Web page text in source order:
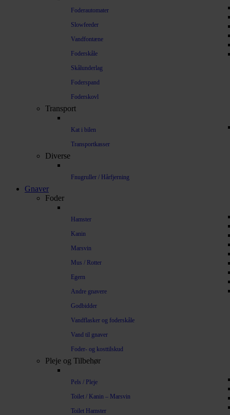
Foderautomater
Slowfeeder
Vandfontæne
Foderskåle
Skålunderlag
Foderspand
Foderskovl
Transport
Kat i bilen
Transportkasser
Diverse
Fnugruller / Hårfjerning
Gnaver
Foder
Hamster
Kanin
Marsvin
Mus / Rotter
Egern
Andre gnavere
Godbidder
Vandflasker og foderskåle
Vand til gnaver
Foder- og kosttilskud
Pleje og Tilbehør
Pels / Pleje
Toilet / Kanin – Marsvin
Toilet Hamster